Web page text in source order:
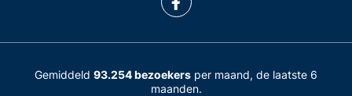
Gemiddeld 93.254 bezoekers per maand, de laatste 6
maanden.